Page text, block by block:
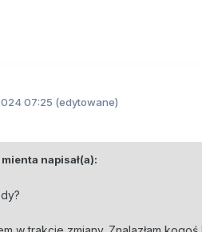
07:25 (edytowane)
mienta napisał(a):